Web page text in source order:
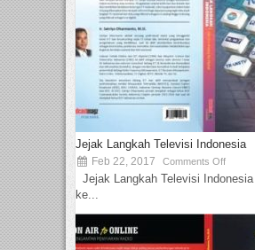
Jejak Langkah Televisi Indonesia
Feb 22, 2017 Comments Off
Jejak Langkah Televisi Indonesia
ke...